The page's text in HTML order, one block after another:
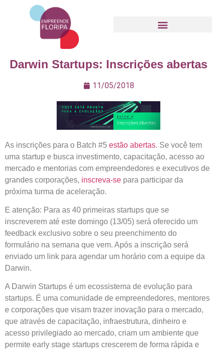
Darwin Startups: Inscrições abertas
11/05/2018
As inscrições para o Batch #5 estão abertas. Se você tem
uma startup e busca investimento, capacitação, acesso ao
mercado e mentorias com empreendedores e executivos de
grandes corporações, inscreva-se para participar da
próxima turma de aceleração.
E atenção: Para as 40 primeiras startups que se
inscreverem até este domingo (13/05) será oferecido um
feedback exclusivo sobre o seu preenchimento do
formulário na semana que vem. Após a inscrição será
enviado um link para agendar um horário com a equipe da
Darwin.
A Darwin Startups é um ecossistema de evolução para
startups. É uma comunidade de empreendedores, mentores
e corporações que visam trazer inovação para o mercado,
que através de capacitação, infraestrutura, dinheiro e
acesso privilegiado ao mercado, criam um ambiente que
permite early stage startups crescerem de forma rápida e